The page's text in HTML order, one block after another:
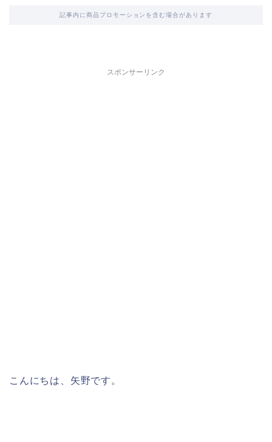
記事内に商品プロモーションを含む場合があります
スポンサーリンク
こんにちは、矢野です。